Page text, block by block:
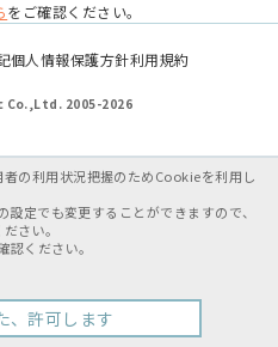
をご確認ください。
個人情報保護方針利用規約
2005-2026
の利用状況把握のためCookieを利用し
定でも変更することができますので、
さい。
認ください。
、許可します